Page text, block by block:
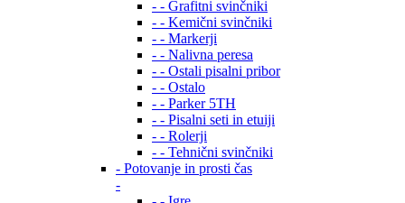
- - Grafitni svinčniki
- - Kemični svinčniki
- - Markerji
- - Nalivna peresa
- - Ostali pisalni pribor
- - Ostalo
- - Parker 5TH
- - Pisalni seti in etuiji
- - Rolerji
- - Tehnični svinčniki
- Potovanje in prosti čas
-